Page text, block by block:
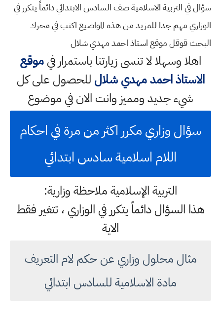
سؤال في التربية الاسلامية صف السادس الابتدائي دائماً يتكرر في
الوزاري مهم جدا للمزيد من هذه المواضيع اكتب في محرك
البحث قوقل موقع استاذ احمد مهدي شلال
اهلا وسهلالا تنسى زيارتنا باستمرار فيموقع
الاستاذ احمد مهدي شلال للحصول على كل
شيء جديد ومميز وانت الان في موضوع
سؤال وزاري مكرر اكثر من مرة في احكام
اللام اسلامية سادس ابتدائي
التربية الإسلامية ملاحظة وزارية:
هذا السؤال دائماً يتكرر في الوزاري ، تتغير فقط
الاية
مثال محلول وزاري عن حكم لام التعريف
مادة الاسلامية للسادس ابتدائي